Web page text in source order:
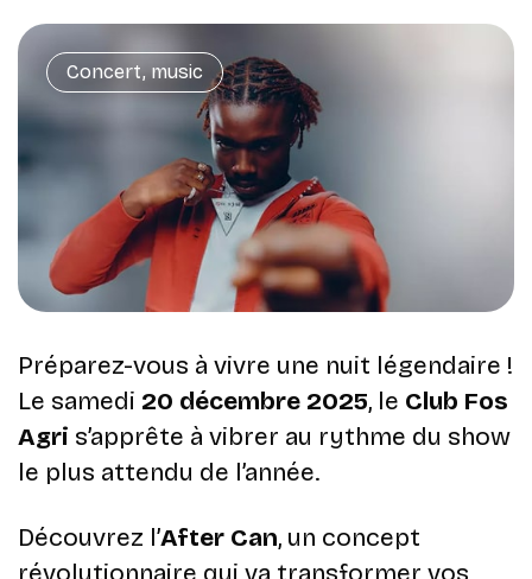
Concert, music
Préparez-vous à vivre une nuit légendaire !
Le samedi 20 décembre 2025, le Club Fos
Agri s’apprête à vibrer au rythme du show
le plus attendu de l’année.
Découvrez l’After Can, un concept
révolutionnaire qui va transformer vos